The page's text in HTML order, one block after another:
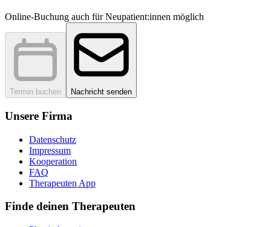
Online-Buchung auch für Neupatient:innen möglich
Termin buchen Nachricht senden
Unsere Firma
Datenschutz
Impressum
Kooperation
FAQ
Therapeuten App
Finde deinen Therapeuten